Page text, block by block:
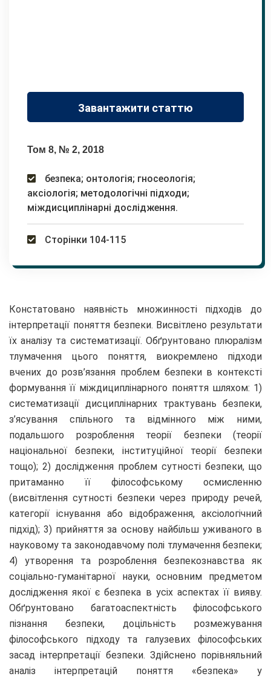
Завантажити статтю
Том 8, № 2, 2018
безпека; онтологія; гносеологія;
аксіологія; методологічні підходи;
міждисциплінарні дослідження.
Сторінки 104-115
Констатовано наявність множинності підходів до
інтерпретації поняття безпеки. Висвітлено результати
їх аналізу та систематизації. Обґрунтовано плюралізм
тлумачення цього поняття, виокремлено підходи
вчених до розв’язання проблем безпеки в контексті
формування її міждициплінарного поняття шляхом: 1)
систематизації дисциплінарних трактувань безпеки,
з’ясування спільного та відмінного між ними,
подальшого розроблення теорії безпеки (теорії
національної безпеки, інституційної теорії безпеки
тощо); 2) дослідження проблем сутності безпеки, що
притаманно її філософському осмисленню
(висвітлення сутності безпеки через природу речей,
категорії існування або відображення, аксіологічний
підхід); 3) прийняття за основу найбільш уживаного в
науковому та законодавчому полі тлумачення безпеки;
4) утворення та розроблення безпекознавства як
соціально-гуманітарної науки, основним предметом
дослідження якої є безпека в усіх аспектах її вияву.
Обґрунтовано багатоаспектність філософського
пізнання безпеки, доцільність розмежування
філософського підходу та галузевих філософських
засад інтерпретації безпеки. Здійснено порівняльний
аналіз інтерпретацій поняття «безпека» у